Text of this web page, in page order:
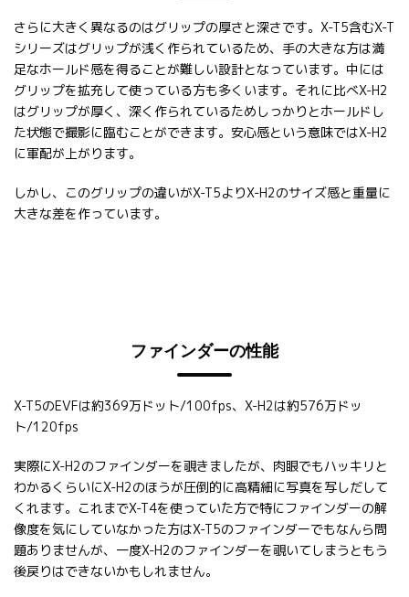
さらに大きく異なるのはグリップの厚さと深さです。X-T5含むX-T
シリーズはグリップが浅く作られているため、手の大きな方は満
足なホールド感を得ることが難しい設計となっています。中には
グリップを拡充して使っている方も多くいます。それに比べX-H2
はグリップが厚く、深く作られているためしっかりとホールドし
た状態で撮影に臨むことができます。安心感という意味ではX-H2
に軍配が上がります。
しかし、このグリップの違いがX-T5よりX-H2のサイズ感と重量に
大きな差を作っています。
ファインダーの性能
X-T5のEVFは約369万ドット/100fps、X-H2は約576万ドッ
ト/120fps
実際にX-H2のファインダーを覗きましたが、肉眼でもハッキリと
わかるくらいにX-H2のほうが圧倒的に高精細に写真を写しだして
くれます。これまでX-T4を使っていた方で特にファインダーの解
像度を気にしていなかった方はX-T5のファインダーでもなんら問
題ありませんが、一度X-H2のファインダーを覗いてしまうともう
後戻りはできないかもしれません。